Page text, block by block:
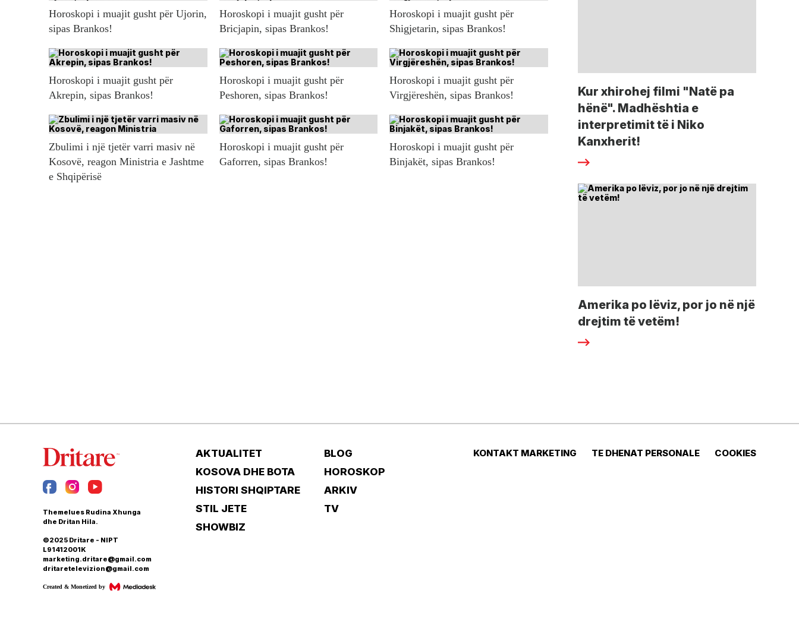
Horoskopi i muajit gusht për Ujorin,
sipas Brankos!
Horoskopi i muajit gusht për
Bricjapin, sipas Brankos!
Horoskopi i muajit gusht për
Shigjetarin, sipas Brankos!
Horoskopi i muajit gusht për
Akrepin, sipas Brankos!
Horoskopi i muajit gusht për
Peshoren, sipas Brankos!
Horoskopi i muajit gusht për
Virgjëreshën, sipas Brankos!
Zbulimi i një tjetër varri masiv në
Kosovë, reagon Ministria e Jashtme
e Shqipërisë
Horoskopi i muajit gusht për
Gaforren, sipas Brankos!
Horoskopi i muajit gusht për
Binjakët, sipas Brankos!
Kur xhirohej filmi "Natë pa
hënë". Madhështia e
interpretimit të i Niko
Kanxherit!
Amerika po lëviz, por jo në një
drejtim të vetëm!
Themelues Rudina Xhunga
dhe Dritan Hila.
©2025 Dritare - NIPT
L91412001K
marketing.dritare@gmail.com
dritaretelevizion@gmail.com
Created & Monetized by
AKTUALITET
KOSOVA DHE BOTA
HISTORI SHQIPTARE
STIL JETE
SHOWBIZ
BLOG
HOROSKOP
ARKIV
TV
KONTAKT MARKETING TE DHENAT PERSONALE COOKIES